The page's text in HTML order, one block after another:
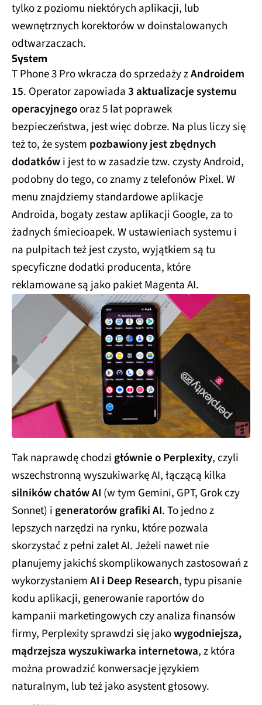
tylko z poziomu niektórych aplikacji, lub
wewnętrznych korektorów w doinstalowanych
odtwarzaczach.
System
T Phone 3 Pro wkracza do sprzedaży zAndroidem
15. Operator zapowiada3 aktualizacje systemu
operacyjnegooraz 5 lat poprawek
bezpieczeństwa, jest więc dobrze. Na plus liczy się
też to, że system pozbawiony jest zbędnych
dodatkówi jest to w zasadzie tzw. czysty Android,
podobny do tego, co znamy z telefonów Pixel. W
menu znajdziemy standardowe aplikacje
Androida, bogaty zestaw aplikacji Google, za to
żadnych śmiecioapek. W ustawieniach systemu i
na pulpitach też jest czysto, wyjątkiem są tu
specyficzne dodatki producenta, które
reklamowane są jako pakiet Magenta AI.
Tak naprawdę chodzigłównie o Perplexity, czyli
wszechstronną wyszukiwarkę AI, łączącą kilka
silników chatów AI (w tym Gemini, GPT, Grok czy
Sonnet) igeneratorów grafiki AI. To jedno z
lepszych narzędzi na rynku, które pozwala
skorzystać z pełni zalet AI. Jeżeli nawet nie
planujemy jakichś skomplikowanych zastosowań z
wykorzystaniemAI i Deep Research, typu pisanie
kodu aplikacji, generowanie raportów do
kampanii marketingowych czy analiza finansów
firmy, Perplexity sprawdzi się jakowygodniejsza,
mądrzejsza wyszukiwarka internetowa, z która
można prowadzić konwersacje językiem
naturalnym, lub też jako asystent głosowy.